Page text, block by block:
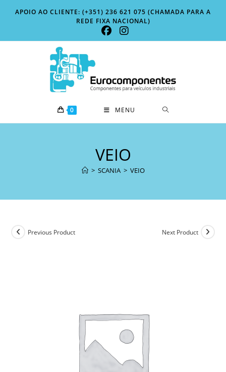
APOIO AO CLIENTE: (+351) 236 621 075 (CHAMADA PARA A
REDE FIXA NACIONAL)
0 MENU
VEIO
> SCANIA > VEIO
Previous Product Next Product